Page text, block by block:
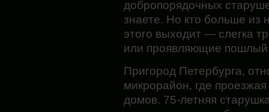
добропорядочных
знаете. Но кто больше из
этого выходит — слегка
или проявляющие
Пригород Петербурга,
микрорайон, где
домов. 75-летняя